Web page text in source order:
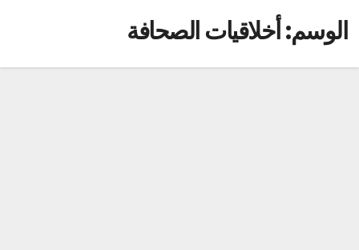
الوسم: أخلاقيات الصحافة